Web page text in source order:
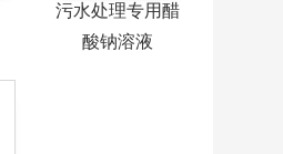
污水处理专用醋
酸钠溶液